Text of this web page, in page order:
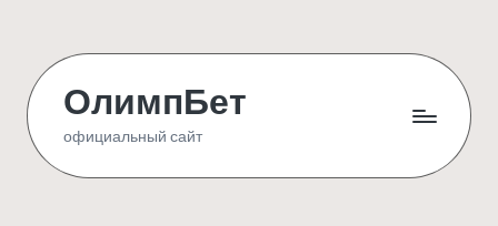
content
ОлимпБет
официальный сайт